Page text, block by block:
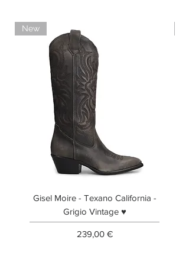
New
Gisel Moire - Texano California -
Grigio Vintage ♥
Prezzo
239,00 €